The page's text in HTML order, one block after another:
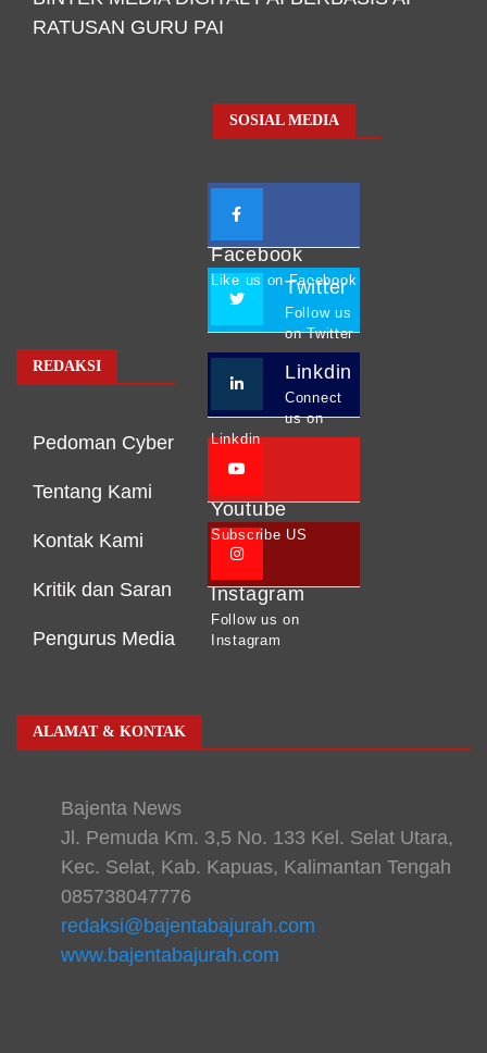
RATUSAN GURU PAI
REDAKSI
Pedoman Cyber
Tentang Kami
Kontak Kami
Kritik dan Saran
Pengurus Media
SOSIAL MEDIA
Facebook
Like us on Facebook
Twitter
Follow us
on Twitter
Linkdin
Connect
us on
Linkdin
Youtube
Subscribe US
Instagram
Follow us on
Instagram
ALAMAT & KONTAK
Bajenta News
Jl. Pemuda Km. 3,5 No. 133 Kel. Selat Utara,
Kec. Selat, Kab. Kapuas, Kalimantan Tengah
085738047776
redaksi@bajentabajurah.com
www.bajentabajurah.com